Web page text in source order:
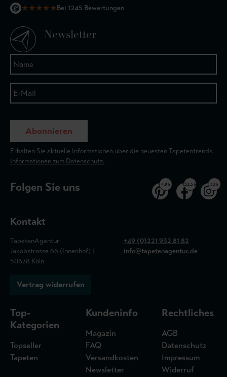
★★★★★Bei 1245 Bewertungen
Newsletter
Abonnieren
Erhalten Sie aktuelle Informationen über die neuesten Tapetentrends.
Informationen zum Datenschutz.
Folgen Sie uns 4,9 k 32,5 k 3,1 k
Kontakt
TapetenAgentur
Jakobstrasse 66 (Innenhof) |
50678 Köln
+49 (0)221 932 81 82
info@tapetenagentur.de
Vertrag widerrufen
Top-
Kategorien
Topseller
Tapeten
Kundeninfo
Magazin
FAQ
Versandkosten
Newsletter
Rechtliches
AGB
Datenschutz
Impressum
Widerruf